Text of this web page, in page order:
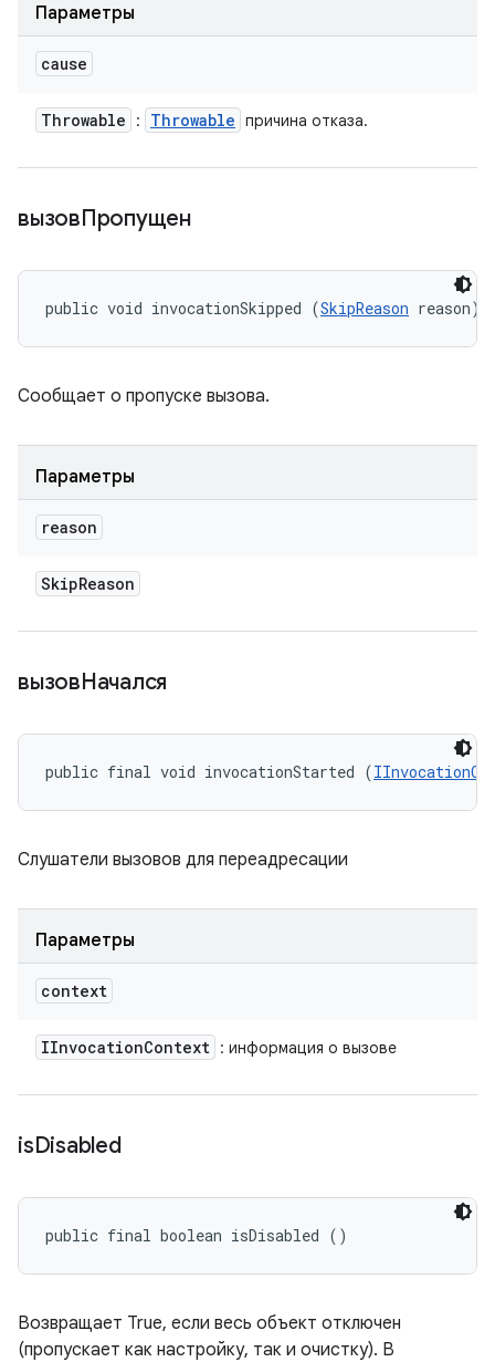
Параметры
cause
Throwable : Throwable причина отказа.
вызовПропущен
public void invocationSkipped (SkipReason reason)
Сообщает о пропуске вызова.
Параметры
reason
SkipReason
вызовНачался
public final void invocationStarted (
Слушатели вызовов для переадресации
Параметры
context
IInvocationContext : информация о вызове
isDisabled
public final boolean isDisabled ()
Возвращает True, если весь объект отключен
(пропускает как настройку, так и очистку). В